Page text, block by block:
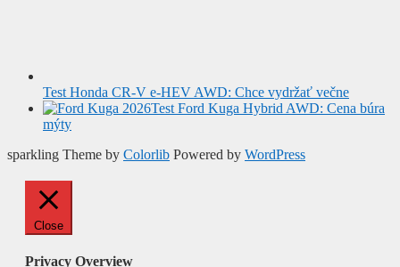
Test Honda CR-V e-HEV AWD: Chce vydržať večne
Test Ford Kuga Hybrid AWD: Cena búra
mýty
sparkling Theme by Colorlib Powered by WordPress
Close
Privacy Overview